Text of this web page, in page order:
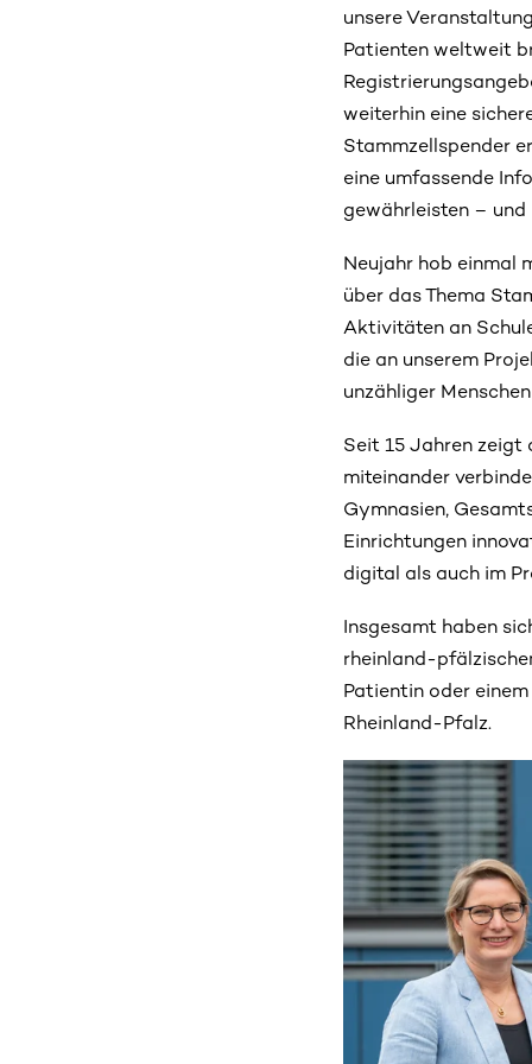
unsere
Patienten weltweit
weiterhin eine
Stammzellspender
eine umfassende
gewährleisten –
Neujahr hob einmal
über das Thema
Aktivitäten an
die an unserem
unzähliger
Seit 15 Jahren zeigt
miteinander
Gymnasien,
Einrichtungen
digital als auch im
Insgesamt haben
rheinland-
Patientin oder
Rheinland-Pfalz.